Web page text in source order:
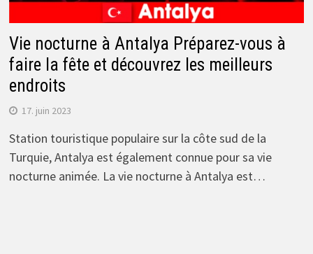
Vie nocturne à Antalya Préparez-vous à
faire la fête et découvrez les meilleurs
endroits
17. juin 2023
Station touristique populaire sur la côte sud de la
Turquie, Antalya est également connue pour sa vie
nocturne animée. La vie nocturne à Antalya est…